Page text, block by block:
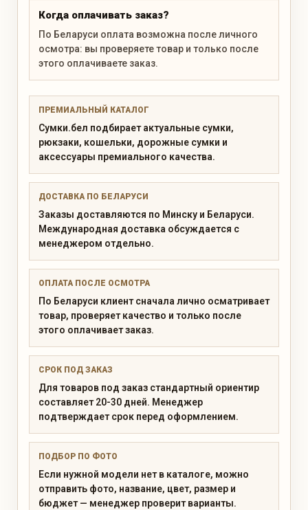
Когда оплачивать заказ?
По Беларуси оплата возможна после личного
осмотра: вы проверяете товар и только после
этого оплачиваете заказ.
ПРЕМИАЛЬНЫЙ КАТАЛОГ
Сумки.бел подбирает актуальные сумки,
рюкзаки, кошельки, дорожные сумки и
аксессуары премиального качества.
ДОСТАВКА ПО БЕЛАРУСИ
Заказы доставляются по Минску и Беларуси.
Международная доставка обсуждается с
менеджером отдельно.
ОПЛАТА ПОСЛЕ ОСМОТРА
По Беларуси клиент сначала лично осматривает
товар, проверяет качество и только после
этого оплачивает заказ.
СРОК ПОД ЗАКАЗ
Для товаров под заказ стандартный ориентир
составляет 20-30 дней. Менеджер
подтверждает срок перед оформлением.
ПОДБОР ПО ФОТО
Если нужной модели нет в каталоге, можно
отправить фото, название, цвет, размер и
бюджет — менеджер проверит варианты.